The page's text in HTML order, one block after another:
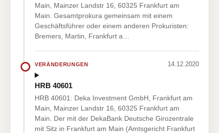
Main, Mainzer Landstr 16, 60325 Frankfurt am
Main. Gesamtprokura gemeinsam mit einem
Geschäftsführer oder einem anderen Prokuristen:
Bremers, Martin, Frankfurt a…
VERÄNDERUNGEN 14.12.2020
HRB 40601
HRB 40601: Deka Investment GmbH, Frankfurt am
Main, Mainzer Landstr 16, 60325 Frankfurt am
Main. Der mit der DekaBank Deutsche Girozentrale
mit Sitz in Frankfurt am Main (Amtsgericht Frankfurt